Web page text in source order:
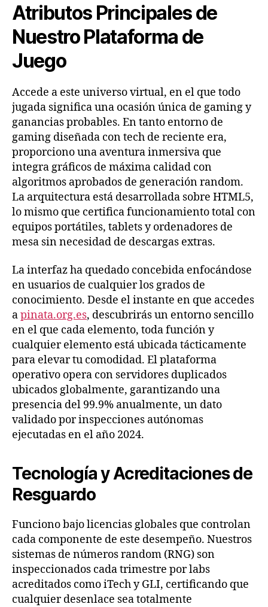
Atributos Principales de
Nuestro Plataforma de
Juego
Accede a este universo virtual, en el que todo
jugada significa una ocasión única de gaming y
ganancias probables. En tanto entorno de
gaming diseñada con tech de reciente era,
proporciono una aventura inmersiva que
integra gráficos de máxima calidad con
algoritmos aprobados de generación random.
La arquitectura está desarrollada sobre HTML5,
lo mismo que certifica funcionamiento total con
equipos portátiles, tablets y ordenadores de
mesa sin necesidad de descargas extras.
La interfaz ha quedado concebida enfocándose
en usuarios de cualquier los grados de
conocimiento. Desde el instante en que accedes
apinata.org.es, descubrirás un entorno sencillo
en el que cada elemento, toda función y
cualquier elemento está ubicada tácticamente
para elevar tu comodidad. El plataforma
operativo opera con servidores duplicados
ubicados globalmente, garantizando una
presencia del 99.9% anualmente, un dato
validado por inspecciones autónomas
ejecutadas en el año 2024.
Tecnología y Acreditaciones de
Resguardo
Funciono bajo licencias globales que controlan
cada componente de este desempeño. Nuestros
sistemas de números random (RNG) son
inspeccionados cada trimestre por labs
acreditados como iTech y GLI, certificando que
cualquier desenlace sea totalmente